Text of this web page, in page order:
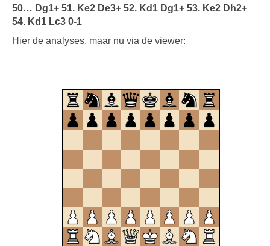
50… Dg1+ 51. Ke2 De3+ 52. Kd1 Dg1+ 53. Ke2 Dh2+
54. Kd1 Lc3 0-1
Hier de analyses, maar nu via de viewer: